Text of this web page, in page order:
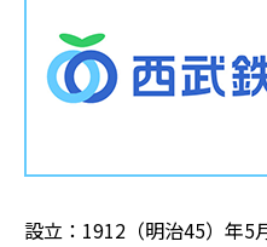
設立：1912（明治45）年5